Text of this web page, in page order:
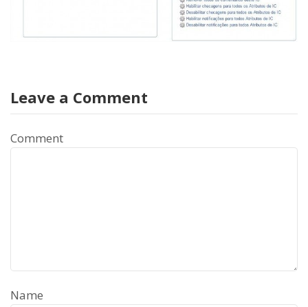
Leave a Comment
Comment
Name